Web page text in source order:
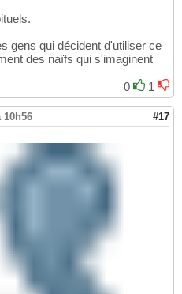
gens qui décident d'utiliser ce
des naïfs qui s'imaginent
0
1
10h56 #17